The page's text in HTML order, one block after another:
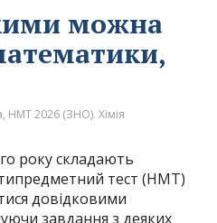
можна
, НМТ 2026 (ЗНО). Хімія
року складають
тест (НМТ)
довідковими
завдання з деяких